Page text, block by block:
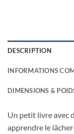
DESCRIPTION
INFORMATIONS
DIMENSIONS &
Un petit livre avec
apprendre le